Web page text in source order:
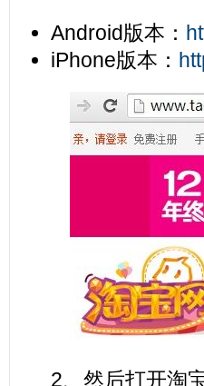
Android版本：
iPhone版本：
2、然后打开淘